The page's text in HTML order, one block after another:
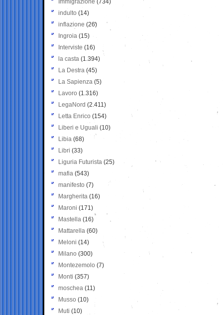
Immigrazione (734)
indulto (14)
inflazione (26)
Ingroia (15)
Interviste (16)
la casta (1.394)
La Destra (45)
La Sapienza (5)
Lavoro (1.316)
LegaNord (2.411)
Letta Enrico (154)
Liberi e Uguali (10)
Libia (68)
Libri (33)
Liguria Futurista (25)
mafia (543)
manifesto (7)
Margherita (16)
Maroni (171)
Mastella (16)
Mattarella (60)
Meloni (14)
Milano (300)
Montezemolo (7)
Monti (357)
moschea (11)
Musso (10)
Muti (10)